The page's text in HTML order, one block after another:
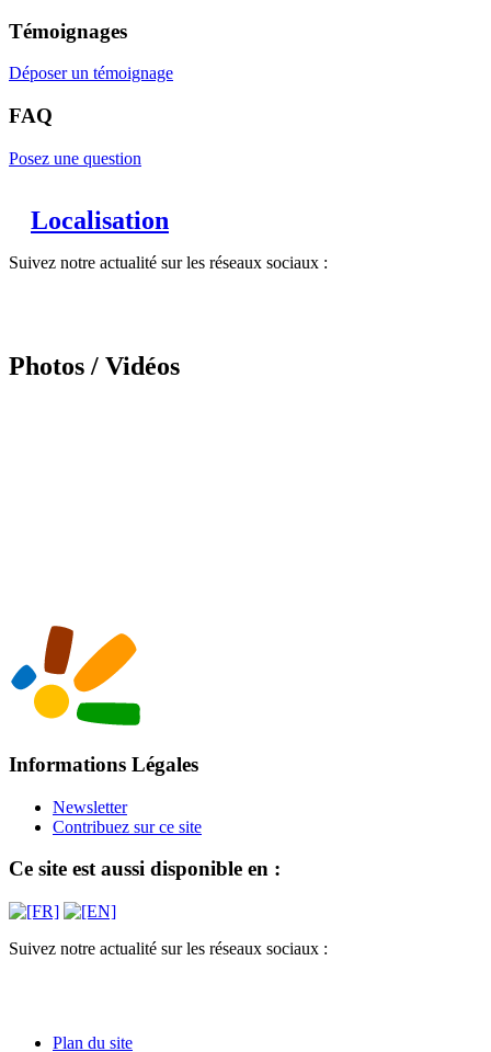
Témoignages
Déposer un témoignage
FAQ
Posez une question
Localisation
Suivez notre actualité sur les réseaux sociaux :
Photos / Vidéos
Informations Légales
Newsletter
Contribuez sur ce site
Ce site est aussi disponible en :
Suivez notre actualité sur les réseaux sociaux :
Plan du site